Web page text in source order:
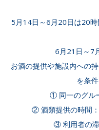
5月14日～6月20日は20時
6月21日～7
お酒の提供や施設内への
を条
① 同一のグル
② 酒類提供の時間
③ 利用者の